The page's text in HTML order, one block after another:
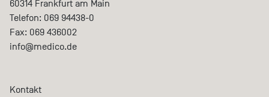
60314 Frankfurt am Main
Telefon: 069 94438-0
Fax: 069 436002
info@medico.de
Kontakt